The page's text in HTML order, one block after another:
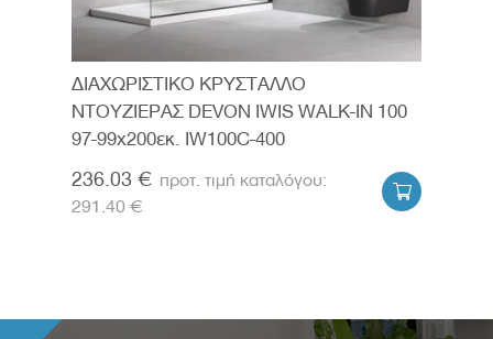
ΔΙΑΧΩΡΙΣΤΙΚΟ ΚΡΥΣΤΑΛΛΟ
ΝΤΟΥΖΙΕΡΑΣ DEVON IWIS WALK-IN 100
97-99x200εκ. IW100C-400
236.03 €
291.40 €
